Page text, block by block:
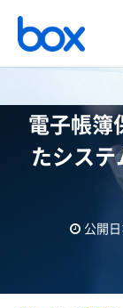
電子帳簿
たシス
公開